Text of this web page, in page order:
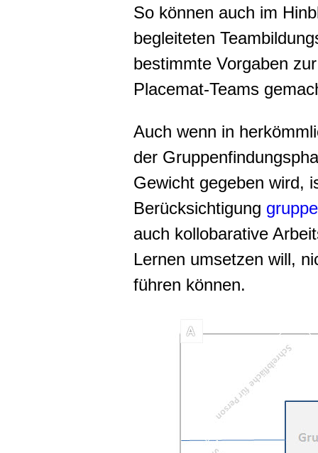
So können auch im
begleiteten
bestimmte Vorgaben
Placemat-Teams
Auch wenn in
der
Gewicht gegeben wird,
Berücksichtigung
auch kollobarative
Lernen umsetzen will,
führen können.